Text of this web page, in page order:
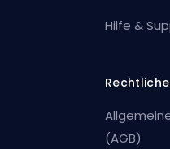
Hilfe &
(AGB)